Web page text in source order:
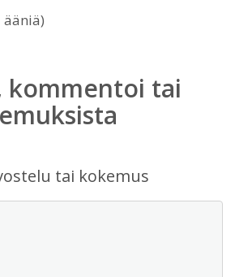
ääniä)
kommentoi tai
tai kokemus